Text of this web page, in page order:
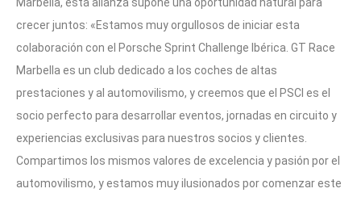
crecer juntos: «Estamos muy orgullosos de iniciar esta
colaboración con el Porsche Sprint Challenge Ibérica. GT Race
Marbella es un club dedicado a los coches de altas
prestaciones y al automovilismo, y creemos que el PSCI es el
socio perfecto para desarrollar eventos, jornadas en circuito y
experiencias exclusivas para nuestros socios y clientes.
Compartimos los mismos valores de excelencia y pasión por el
automovilismo, y estamos muy ilusionados por comenzar este